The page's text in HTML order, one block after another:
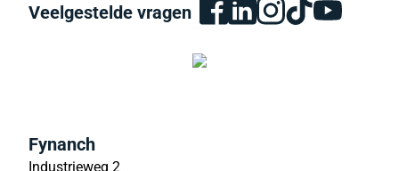
Veelgestelde vragen
Fynanch
Industrieweg 2